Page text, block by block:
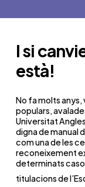
I si
està!
No fa molts
populars,
Universitat
digna de manual
com una de les
reconeixement
determinats
titulacions de